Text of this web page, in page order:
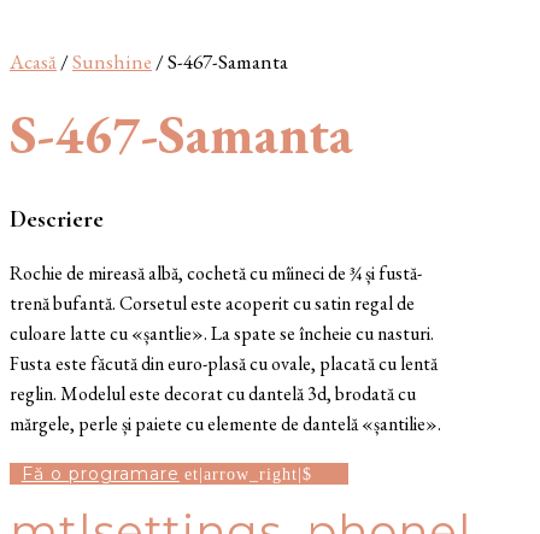
Acasă/Sunshine / S-467-Samanta
S-467-Samanta
Descriere
Rochie de mireasă albă, cochetă cu mîineci de ¾ și fustă-
trenă bufantă. Corsetul este acoperit cu satin regal de
culoare latte cu «șantlie». La spate se încheie cu nasturi.
Fusta este făcută din euro-plasă cu ovale, placată cu lentă
reglin. Modelul este decorat cu dantelă 3d, brodată cu
mărgele, perle și paiete cu elemente de dantelă «șantilie».
Fă o programare